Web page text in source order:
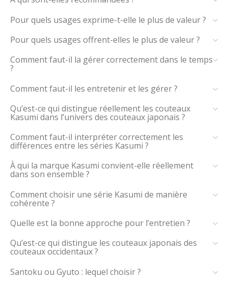
Pour quels usages exprime-t-elle le plus de valeur ?
Pour quels usages offrent-elles le plus de valeur ?
Comment faut-il la gérer correctement dans le temps
?
Comment faut-il les entretenir et les gérer ?
Qu’est-ce qui distingue réellement les couteaux
Kasumi dans l’univers des couteaux japonais ?
Comment faut-il interpréter correctement les
différences entre les séries Kasumi ?
À qui la marque Kasumi convient-elle réellement
dans son ensemble ?
Comment choisir une série Kasumi de manière
cohérente ?
Quelle est la bonne approche pour l’entretien ?
Qu’est-ce qui distingue les couteaux japonais des
couteaux occidentaux ?
Santoku ou Gyuto : lequel choisir ?